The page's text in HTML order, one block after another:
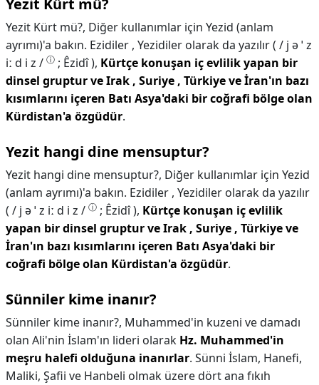
Yezit Kürt mü?
Yezit Kürt mü?, Diğer kullanımlar için Yezid (anlam
ayrımı)'a bakın. Ezidiler , Yezidiler olarak da yazılır ( / j ə ˈ z
iː d i z / ⓘ ; Êzidî ), Kürtçe konuşan iç evlilik yapan bir
dinsel gruptur ve Irak , Suriye , Türkiye ve İran'ın bazı
kısımlarını içeren Batı Asya'daki bir coğrafi bölge olan
Kürdistan'a özgüdür.
Yezit hangi dine mensuptur?
Yezit hangi dine mensuptur?, Diğer kullanımlar için Yezid
(anlam ayrımı)'a bakın. Ezidiler , Yezidiler olarak da yazılır
( / j ə ˈ z iː d i z / ⓘ ; Êzidî ), Kürtçe konuşan iç evlilik
yapan bir dinsel gruptur ve Irak , Suriye , Türkiye ve
İran'ın bazı kısımlarını içeren Batı Asya'daki bir
coğrafi bölge olan Kürdistan'a özgüdür.
Sünniler kime inanır?
Sünniler kime inanır?, Muhammed'in kuzeni ve damadı
olan Ali'nin İslam'ın lideri olarak Hz. Muhammed'in
meşru halefi olduğuna inanırlar. Sünni İslam, Hanefi,
Maliki, Şafii ve Hanbeli olmak üzere dört ana fıkıh